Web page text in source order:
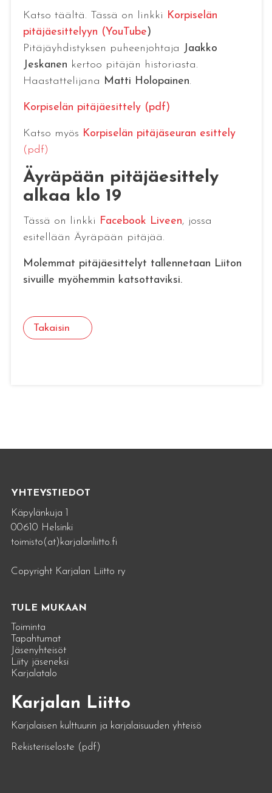
Katso täältä. Tässä on linkki Korpiselän
pitäjäesittelyyn (YouTube)
Pitäjäyhdistyksen puheenjohtaja Jaakko
Jeskanen kertoo pitäjän historiasta.
Haastattelijana Matti Holopainen.
Korpiselän pitäjäesittely (pdf)
Katso myös Korpiselän pitäjäseuran esittely
(pdf)
Äyräpään pitäjäesittely
alkaa klo 19
Tässä on linkki Facebook Liveen, jossa
esitellään Äyräpään pitäjää.
Molemmat pitäjäesittelyt tallennetaan Liiton
sivuille myöhemmin katsottaviksi.
Takaisin
YHTEYSTIEDOT
Käpylänkuja 1
00610 Helsinki
toimisto(at)karjalanliitto.fi
Copyright Karjalan Liitto ry
TULE MUKAAN
Toiminta
Tapahtumat
Jäsenyhteisöt
Liity jäseneksi
Karjalatalo
Karjalan Liitto
Karjalaisen kulttuurin ja karjalaisuuden yhteisö
Rekisteriseloste (pdf)